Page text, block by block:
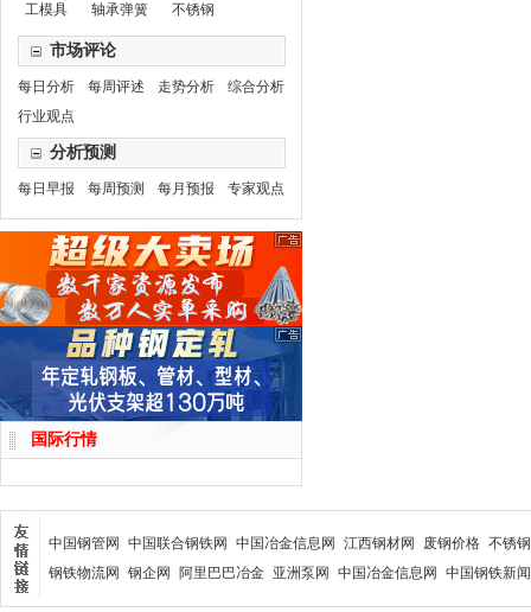
工模具 轴承弹簧 不锈钢
市场评论
每日分析 每周评述 走势分析
综合分析
行业观点
分析预测
每日早报 每周预测 每月预报 专家观点
国际行情
中国钢管网 中国联合钢铁网 中国冶金信息网 江西钢材网 废钢价格 不锈钢
钢铁物流网
钢企网 阿里巴巴冶金 亚洲泵网 中国冶金信息网 中国钢铁新